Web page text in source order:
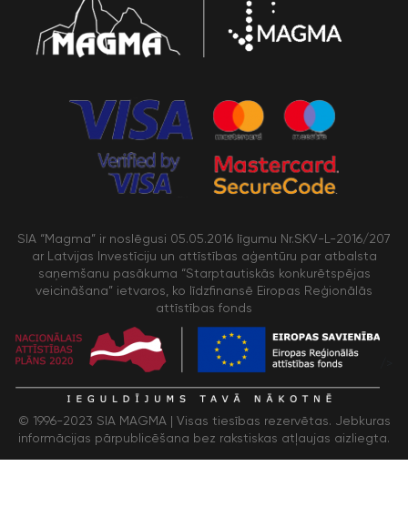
SIA “Magma” ir noslēgusi 05.05.2016 līgumu Nr.SKV-L-2016/207
ar Latvijas Investīciju un attīstības aģentūru par atbalsta
saņemšanu pasākuma “Starptautiskās konkurētspējas
veicināšana” ietvaros, ko līdzfinansē Eiropas Reģionālās
attīstības fonds
© 1996-2023 SIA MAGMA | Visas tiesības rezervētas. Jebkuras
informācijas pārpublicēšana bez rakstiskas atļaujas aizliegta.